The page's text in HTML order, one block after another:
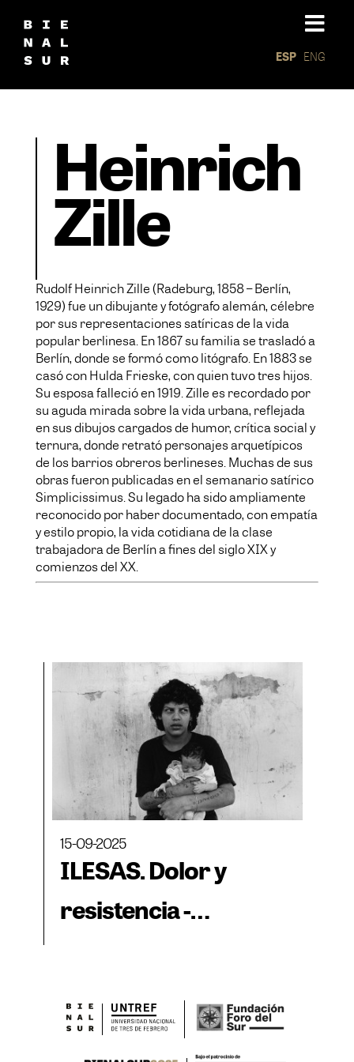
ESP ENG
Heinrich
Zille
Rudolf Heinrich Zille (Radeburg, 1858 – Berlín,
1929) fue un dibujante y fotógrafo alemán, célebre
por sus representaciones satíricas de la vida
popular berlinesa. En 1867 su familia se trasladó a
Berlín, donde se formó como litógrafo. En 1883 se
casó con Hulda Frieske, con quien tuvo tres hijos.
Su esposa falleció en 1919. Zille es recordado por
su aguda mirada sobre la vida urbana, reflejada
en sus dibujos cargados de humor, crítica social y
ternura, donde retrató personajes arquetípicos
de los barrios obreros berlineses. Muchas de sus
obras fueron publicadas en el semanario satírico
Simplicissimus. Su legado ha sido ampliamente
reconocido por haber documentado, con empatía
y estilo propio, la vida cotidiana de la clase
trabajadora de Berlín a fines del siglo XIX y
comienzos del XX.
15-09-2025
ILESAS. Dolor y
resistencia -